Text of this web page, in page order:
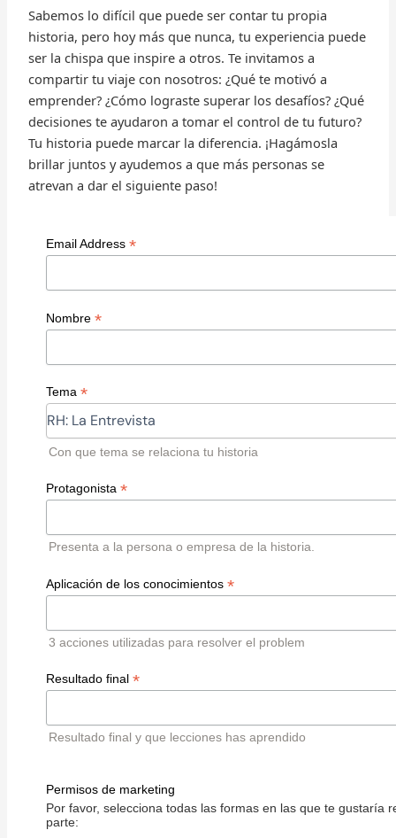
Sabemos lo difícil que puede ser contar tu propia
historia, pero hoy más que nunca, tu experiencia puede
ser la chispa que inspire a otros. Te invitamos a
compartir tu viaje con nosotros: ¿Qué te motivó a
emprender? ¿Cómo lograste superar los desafíos? ¿Qué
decisiones te ayudaron a tomar el control de tu futuro?
Tu historia puede marcar la diferencia. ¡Hagámosla
brillar juntos y ayudemos a que más personas se
atrevan a dar el siguiente paso!
Email Address *
Nombre *
Tema *
Con que tema se relaciona tu historia
Protagonista *
Presenta a la persona o empresa de la historia.
Aplicación de los conocimientos *
3 acciones utilizadas para resolver el problem
Resultado final *
Resultado final y que lecciones has aprendido
Permisos de marketing
Por favor, selecciona todas las formas en las que te gustaría
parte: